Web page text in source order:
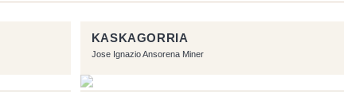
KASKAGORRIA
Jose Ignazio Ansorena Miner